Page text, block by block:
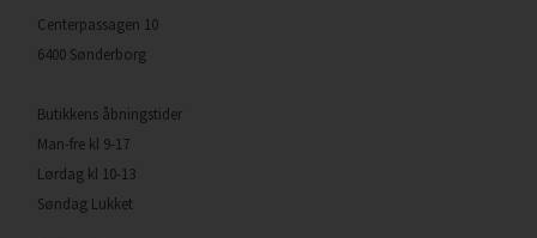
Centerpassagen 10
6400 Sønderborg
Butikkens åbningstider
Man-fre kl 9-17
Lørdag kl 10-13
Søndag Lukket